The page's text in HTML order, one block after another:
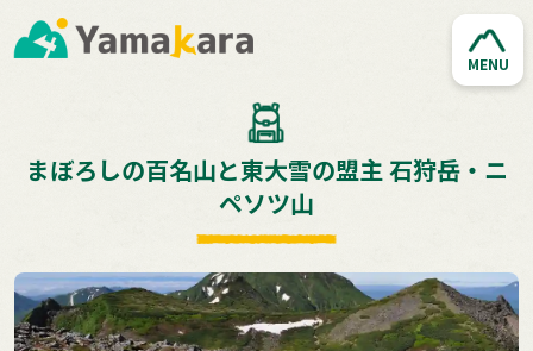
MENU
まぼろしの百名山と東大雪の盟主 石狩岳・ニ
ペソツ山